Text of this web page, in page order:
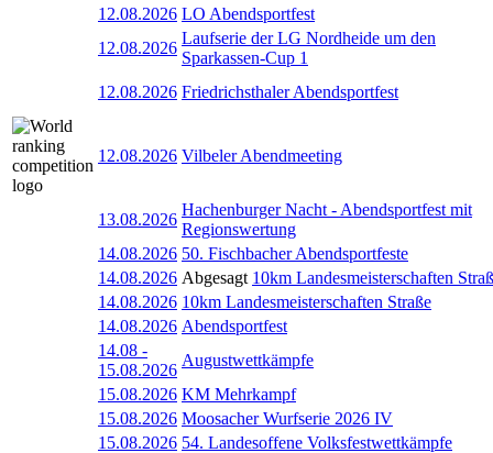
12.08.2026 LO Abendsportfest
12.08.2026
Laufserie der LG Nordheide um den
Sparkassen-Cup 1
12.08.2026 Friedrichsthaler Abendsportfest
12.08.2026 Vilbeler Abendmeeting
13.08.2026
Hachenburger Nacht - Abendsportfest mit
Regionswertung
14.08.2026 50. Fischbacher Abendsportfeste
14.08.2026 Abgesagt 10km Landesmeisterschaften
14.08.2026 10km Landesmeisterschaften Straße
14.08.2026 Abendsportfest
14.08 -
15.08.2026
Augustwettkämpfe
15.08.2026 KM Mehrkampf
15.08.2026 Moosacher Wurfserie 2026 IV
15.08.2026 54. Landesoffene Volksfestwettkämpfe